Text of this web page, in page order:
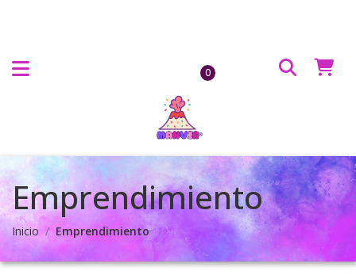
0
Emprendimiento
Inicio Emprendimiento